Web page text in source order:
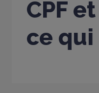
CPF
ce qui